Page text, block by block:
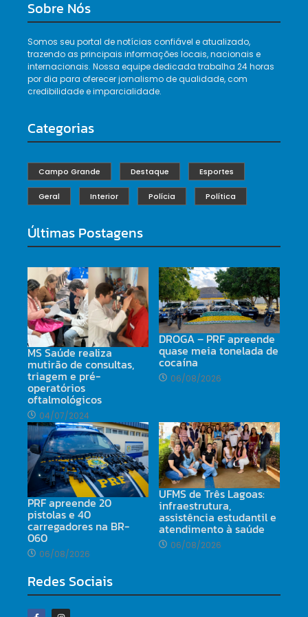
Sobre Nós
Somos seu portal de notícias confiável e atualizado,
trazendo as principais informações locais, nacionais e
internacionais. Nossa equipe dedicada trabalha 24 horas
por dia para oferecer jornalismo de qualidade, com
credibilidade e imparcialidade.
Categorias
Campo Grande Destaque Esportes
Geral Interior Polícia Política
Últimas Postagens
MS Saúde realiza
mutirão de consultas,
triagem e pré-
operatórios
oftalmológicos
04/07/2024
DROGA – PRF apreende
quase meia tonelada de
cocaína
06/08/2026
PRF apreende 20
pistolas e 40
carregadores na BR-
060
06/08/2026
UFMS de Três Lagoas:
infraestrutura,
assistência estudantil e
atendimento à saúde
06/08/2026
Redes Sociais